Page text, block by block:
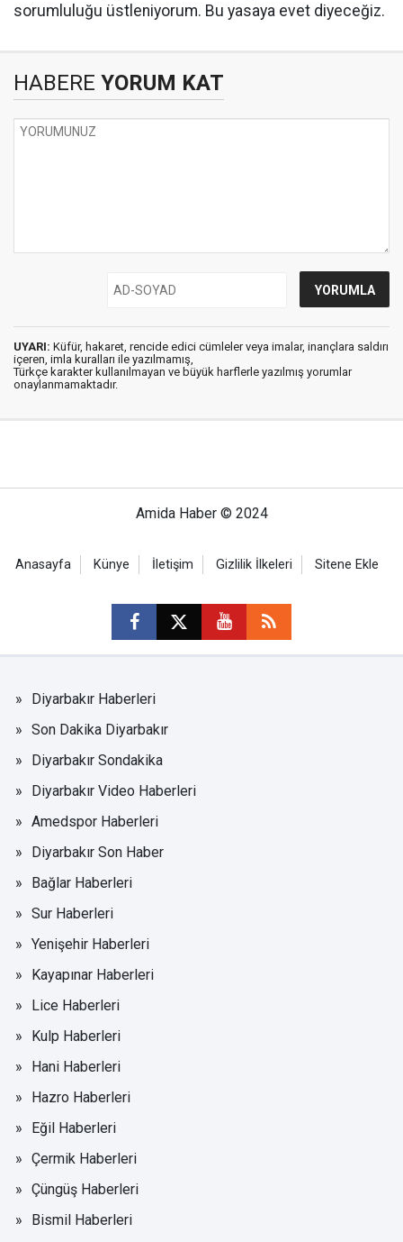
sorumluluğu üstleniyorum. Bu yasaya evet diyeceğiz.
HABERE YORUM KAT
UYARI: Küfür, hakaret, rencide edici cümleler veya imalar, inançlara saldırı
içeren, imla kuralları ile yazılmamış,
Türkçe karakter kullanılmayan ve büyük harflerle yazılmış yorumlar
onaylanmamaktadır.
Amida Haber © 2024
Anasayfa Künye İletişim Gizlilik İlkeleri Sitene Ekle
Diyarbakır Haberleri
Son Dakika Diyarbakır
Diyarbakır Sondakika
Diyarbakır Video Haberleri
Amedspor Haberleri
Diyarbakır Son Haber
Bağlar Haberleri
Sur Haberleri
Yenişehir Haberleri
Kayapınar Haberleri
Lice Haberleri
Kulp Haberleri
Hani Haberleri
Hazro Haberleri
Eğil Haberleri
Çermik Haberleri
Çüngüş Haberleri
Bismil Haberleri